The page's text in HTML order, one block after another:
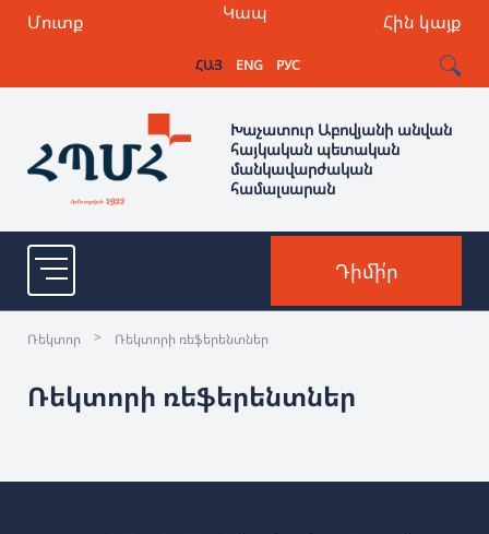
Մուտք Հին կայք
Կապ
ՀԱՅ ENG РУС
Խաչատուր Աբովյանի անվան
հայկական պետական
մանկավարժական
համալսարան
Դիմի՛ր
Ռեկտոր > Ռեկտորի ռեֆերենտներ
Ռեկտորի ռեֆերենտներ